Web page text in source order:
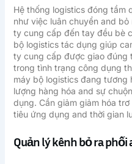
Hệ thống logistics đóng tầm
như việc luân chuyển and
ty cung cấp đến tay đều bè
bộ logistics tác dụng giúp
ty cung cấp được giao đúng
trong tình trạng công dụng
máy bộ logistics đang tương
lượng hàng hóa and sự
dụng. Cần giảm giảm hóa
tiêu ứng dụng and thời gian
Quản lý kênh bỏ ra